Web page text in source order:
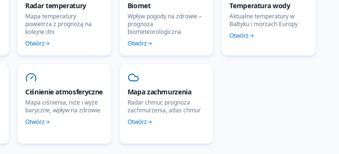
Radar temperatury
Mapa temperatury
powietrza z prognozą na
kolejne dni
Otwórz
Biomet
Wpływ pogody na zdrowie –
prognoza
biometeorologiczna
Otwórz
Temperatura wody
Aktualne temperatury w
Bałtyku i morzach Europy
Otwórz
Ciśnienie atmosferyczne
Mapa ciśnienia, niże i wyże
baryczne, wpływ na zdrowie
Otwórz
Mapa zachmurzenia
Radar chmur, prognoza
zachmurzenia, atlas chmur
Otwórz